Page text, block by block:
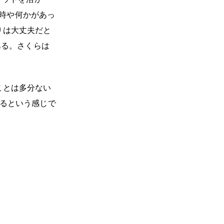
や何かがあっ
大丈夫だと
。さくらは
は多分ない
という感じで